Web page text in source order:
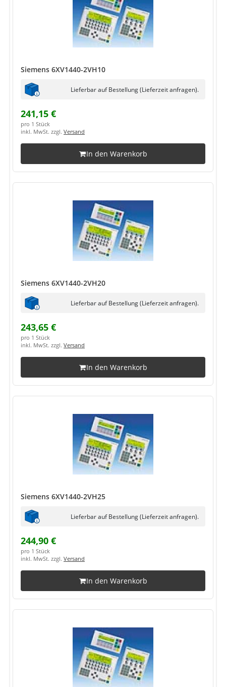
Siemens 6XV1440-2VH10
Lieferbar auf Bestellung (Lieferzeit anfragen).
241,15 €
pro 1 Stück
inkl. MwSt. zzgl. Versand
In den Warenkorb
Siemens 6XV1440-2VH20
Lieferbar auf Bestellung (Lieferzeit anfragen).
243,65 €
pro 1 Stück
inkl. MwSt. zzgl. Versand
In den Warenkorb
Siemens 6XV1440-2VH25
Lieferbar auf Bestellung (Lieferzeit anfragen).
244,90 €
pro 1 Stück
inkl. MwSt. zzgl. Versand
In den Warenkorb